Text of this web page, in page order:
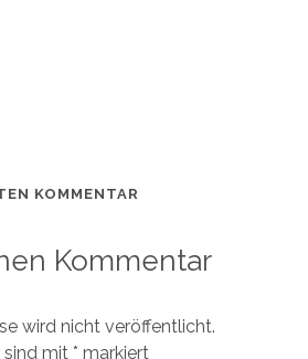
KOMMENTAR
Kommentar
wird nicht veröffentlicht.
sind mit * markiert